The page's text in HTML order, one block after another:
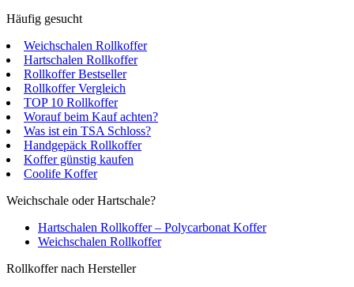
Häufig gesucht
Weichschalen Rollkoffer
Hartschalen Rollkoffer
Rollkoffer Bestseller
Rollkoffer Vergleich
TOP 10 Rollkoffer
Worauf beim Kauf achten?
Was ist ein TSA Schloss?
Handgepäck Rollkoffer
Koffer günstig kaufen
Coolife Koffer
Weichschale oder Hartschale?
Hartschalen Rollkoffer – Polycarbonat Koffer
Weichschalen Rollkoffer
Rollkoffer nach Hersteller